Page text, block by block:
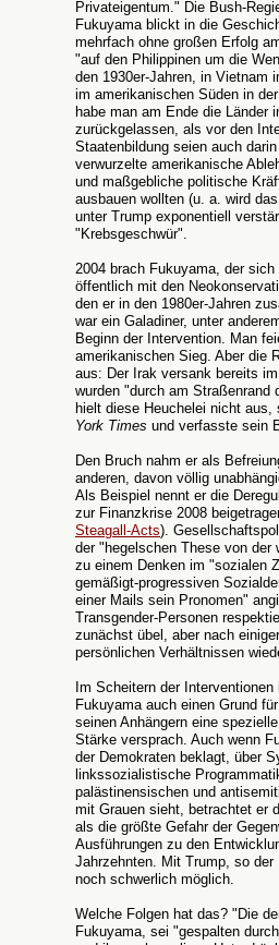
Privateigentum." Die Bush-
Fukuyama blickt in die
mehrfach ohne großen Erfolg
"auf den Philippinen um die
den 1930er-Jahren, in Vietnam
im amerikanischen Süden in
habe man am Ende die Länder
zurückgelassen, als vor den
Staatenbildung seien auch
verwurzelte amerikanische
und maßgebliche politische
ausbauen wollten (u. a. wird
unter Trump exponentiell
"Krebsgeschwür".
2004 brach Fukuyama, der
öffentlich mit den
den er in den 1980er-Jahren
war ein Galadiner, unter
Beginn der Intervention. Man
amerikanischen Sieg. Aber die
aus: Der Irak versank bereits
wurden "durch am Straßenrand
hielt diese Heuchelei nicht
York Times und verfasste sein
Den Bruch nahm er als
anderen, davon völlig
Als Beispiel nennt er die
zur Finanzkrise 2008
Steagall-Acts).
der "hegelschen These von
zu einem Denken im "sozialen
gemäßigt-progressiven
einer Mails sein Pronomen"
Transgender-Personen
zunächst übel, aber nach
persönlichen Verhältnissen
Im Scheitern der
Fukuyama auch einen Grund
seinen Anhängern eine
Stärke versprach. Auch wenn
der Demokraten beklagt, über
linkssozialistische
palästinensischen und
mit Grauen sieht, betrachtet er
als die größte Gefahr der
Ausführungen zu den
Jahrzehnten. Mit Trump, so
noch schwerlich möglich.
Welche Folgen hat das? "Die
Fukuyama, sei "gespalten